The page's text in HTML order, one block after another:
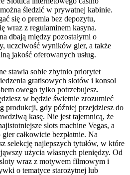
śledzić w prywatnej kabinie.
się o premia bez depozytu,
wraz z regulaminem kasyna.
dbają między pozostałymi o
uczciwość wyników gier, a także
jakość oferowanych usług.
stawia sobie zbytnio priorytet
gratisowych slotów i konsol
owego tylko potrzebujesz.
w będzie świetnie zrozumieć
produkcji, gdy później przejdziesz do
kasę. Nie jest tajemnicą, że
slots machine Vegas, a
całkowicie bezpłatnie. Na
selekcję najlepszych tytułów, w które
użycia własnych pieniędzy. Od
wraz z motywem filmowym i
o tematyce starożytnej lub